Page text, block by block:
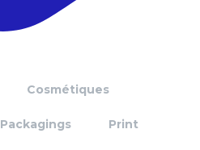
Cosmétiques
Packagings Print